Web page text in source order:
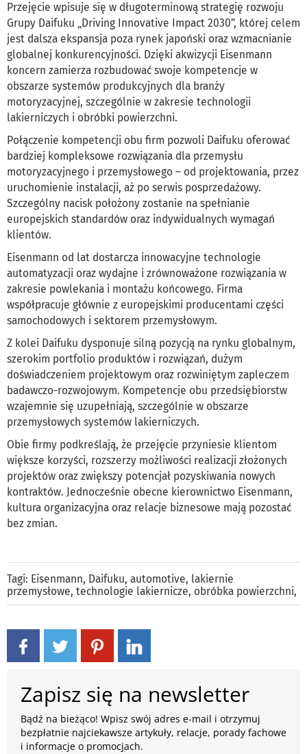
Przejęcie wpisuje się w długoterminową strategię rozwoju
Grupy Daifuku „Driving Innovative Impact 2030”, której celem
jest dalsza ekspansja poza rynek japoński oraz wzmacnianie
globalnej konkurencyjności. Dzięki akwizycji Eisenmann
koncern zamierza rozbudować swoje kompetencje w
obszarze systemów produkcyjnych dla branży
motoryzacyjnej, szczególnie w zakresie technologii
lakierniczych i obróbki powierzchni.
Połączenie kompetencji obu firm pozwoli Daifuku oferować
bardziej kompleksowe rozwiązania dla przemysłu
motoryzacyjnego i przemysłowego – od projektowania, przez
uruchomienie instalacji, aż po serwis posprzedażowy.
Szczególny nacisk położony zostanie na spełnianie
europejskich standardów oraz indywidualnych wymagań
klientów.
Eisenmann od lat dostarcza innowacyjne technologie
automatyzacji oraz wydajne i zrównoważone rozwiązania w
zakresie powlekania i montażu końcowego. Firma
współpracuje głównie z europejskimi producentami części
samochodowych i sektorem przemysłowym.
Z kolei Daifuku dysponuje silną pozycją na rynku globalnym,
szerokim portfolio produktów i rozwiązań, dużym
doświadczeniem projektowym oraz rozwiniętym zapleczem
badawczo-rozwojowym. Kompetencje obu przedsiębiorstw
wzajemnie się uzupełniają, szczególnie w obszarze
przemysłowych systemów lakierniczych.
Obie firmy podkreślają, że przejęcie przyniesie klientom
większe korzyści, rozszerzy możliwości realizacji złożonych
projektów oraz zwiększy potencjał pozyskiwania nowych
kontraktów. Jednocześnie obecne kierownictwo Eisenmann,
kultura organizacyjna oraz relacje biznesowe mają pozostać
bez zmian.
Tagi: Eisenmann, Daifuku, automotive, lakiernie
przemysłowe, technologie lakiernicze, obróbka powierzchni,
Zapisz się na newsletter
Bądź na bieżąco! Wpisz swój adres e-mail i otrzymuj
bezpłatnie najciekawsze artykuły, relacje, porady fachowe
i informacje o promocjach.